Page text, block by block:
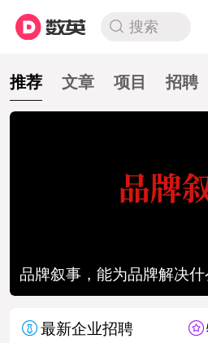
搜索
推荐 文章 项目 招聘
品牌叙事，能为品牌解决
最新企业招聘